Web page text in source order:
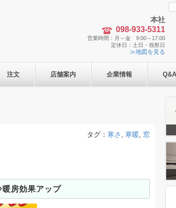
検
索:
本社
098-933-5311
営業時間：月～金 9:00～17:00
定休日：土日・祝祭日
≫地図を見る
注文 店舗案内 企業情報 Q&A
タグ： 寒さ 寒暖 窓
房効果アップ